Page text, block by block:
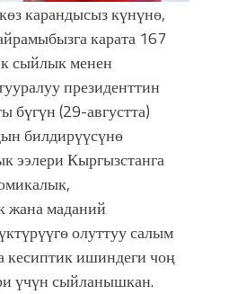
карандысыз күнүнө,
карата 167
сыйлык менен
президенттин
бүгүн (29-августта)
билдирүүсүнө
ээлери Кыргызстанга
жана маданий
олуттуу салым
кесиптик ишиндеги чоң
үчүн сыйланышкан.